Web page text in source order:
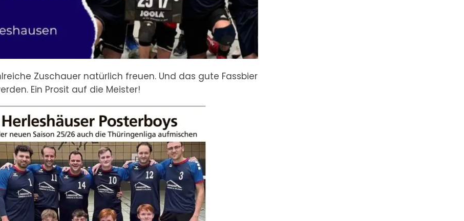
Zuschauer natürlich freuen. Und das gute Fassbier
Ein Prosit auf die Meister!